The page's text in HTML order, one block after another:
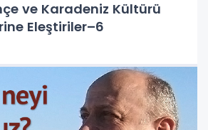
ve Karadeniz Kültürü
Eleştiriler–6